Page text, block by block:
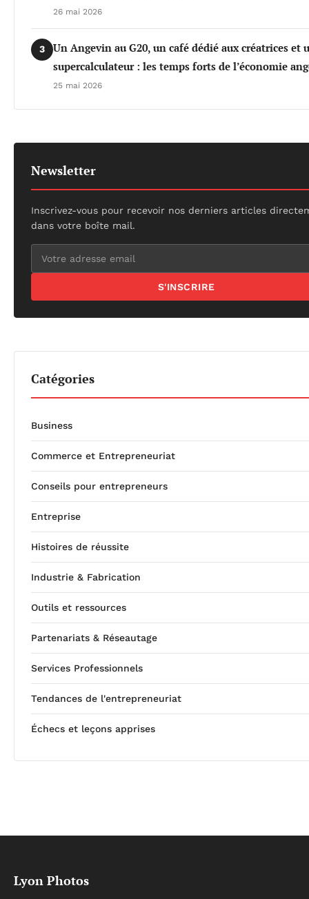
26 mai 2026
3
Un Angevin au G20, un café dédié aux créatrices et
supercalculateur : les temps forts de l’économie
25 mai 2026
Newsletter
Inscrivez-vous pour recevoir nos derniers articles
dans votre boîte mail.
S'INSCRIRE
Catégories
Business
Commerce et Entrepreneuriat
Conseils pour entrepreneurs
Entreprise
Histoires de réussite
Industrie & Fabrication
Outils et ressources
Partenariats & Réseautage
Services Professionnels
Tendances de l'entrepreneuriat
Échecs et leçons apprises
Lyon Photos